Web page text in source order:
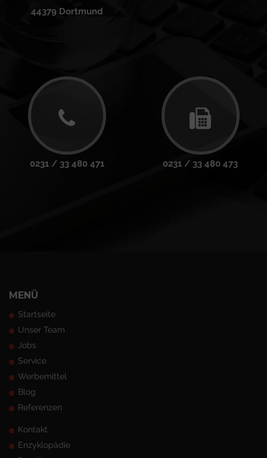
44379 Dortmund
0231 / 33 480 471 0231 / 33 480 473
MENÜ
Startseite
Unser Team
Jobs
Service
Werbemittel
Blog
Referenzen
Kontakt
Enzyklopädie